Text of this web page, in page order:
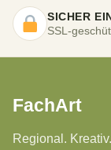
SICHER
SSL-
FachArt
Regional.